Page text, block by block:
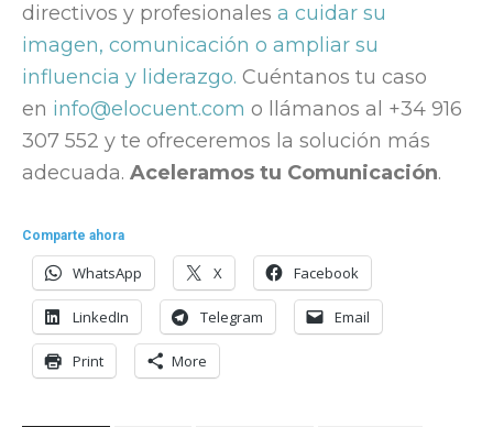
directivos y profesionales a cuidar su
imagen, comunicación o ampliar su
influencia y liderazgo. Cuéntanos tu caso
en info@elocuent.com o llámanos al +34 916
307 552 y te ofreceremos la solución más
adecuada. Aceleramos tu Comunicación.
Comparte ahora
WhatsApp X Facebook
LinkedIn Telegram Email
Print More